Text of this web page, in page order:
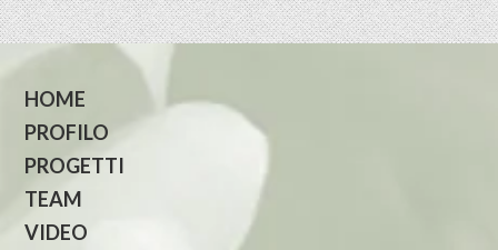
HOME
PROFILO
PROGETTI
TEAM
VIDEO